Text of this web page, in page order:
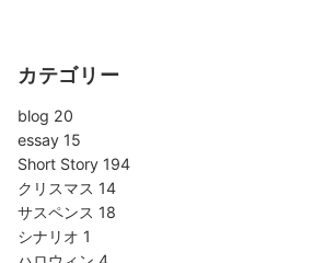
ー
ジ
送
り
カテゴリー
blog 20
essay 15
Short Story 194
クリスマス 14
サスペンス 18
シナリオ 1